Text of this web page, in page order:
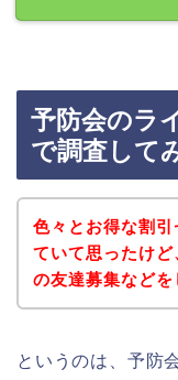
予防会のラ
で調査して
色々とお得な割
ていて思ったけ
の友達募集などを
というのは、予防